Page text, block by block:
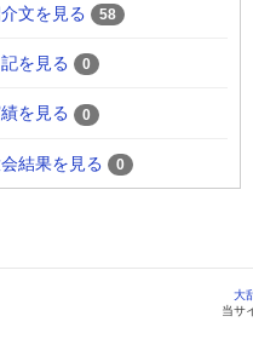
文を見る 58
を見る 0
を見る 0
結果を見る 0
大
当サ